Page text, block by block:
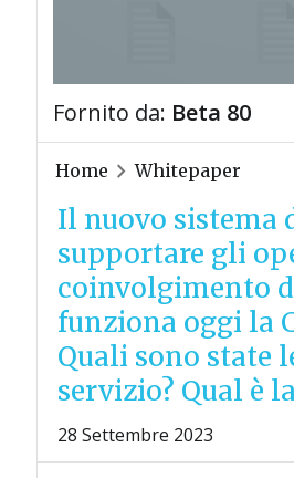
Fornito da: Beta 80
Home Whitepaper
Il nuovo sistema
supportare gli
coinvolgimento
funziona oggi la
Quali sono state
servizio? Qual è
28 Settembre 2023